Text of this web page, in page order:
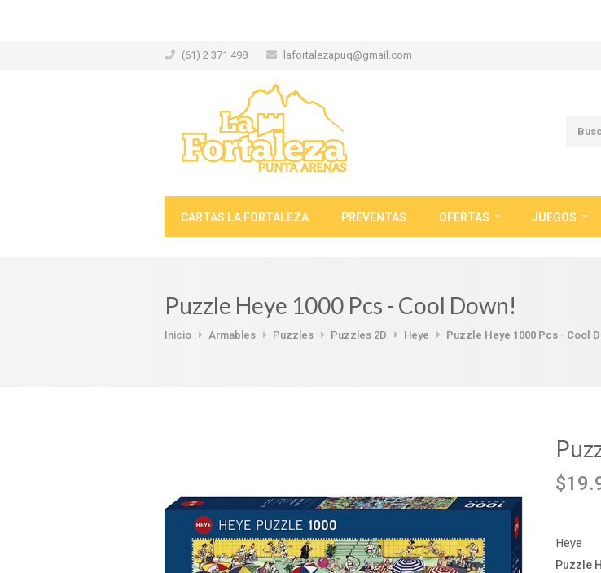
(61) 2 371 498 lafortalezapuq@gmail.com
CARTAS LA FORTALEZA PREVENTAS OFERTAS JUEGOS
Puzzle Heye 1000 Pcs - Cool Down!
Inicio Armables Puzzles Puzzles 2D Heye Puzzle Heye 1000 Pcs - Cool
Heye
Puzzle